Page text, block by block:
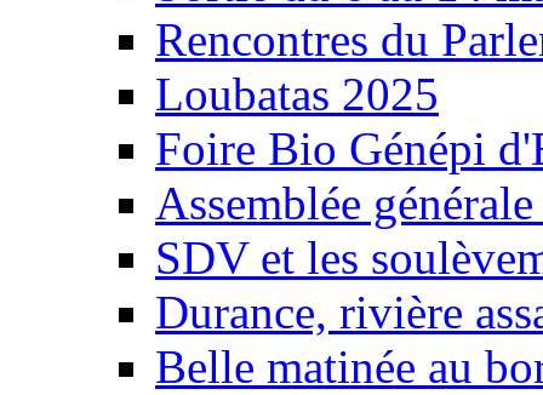
Rencontres du
Loubatas 2025
Foire Bio Génépi
Assemblée
SDV et les
Durance, rivière
Belle matinée au